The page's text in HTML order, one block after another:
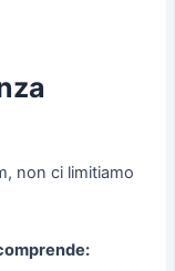
non ci limitiamo